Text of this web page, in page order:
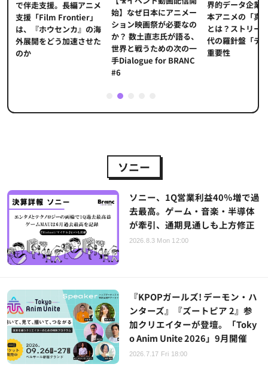
で伴走支援。長編アニメ
支援「Film Frontier」
は、『ホウセンカ』の海
外展開をどう加速させた
のか
始】なぜ日本にアニメー
ション映画祭が必要なの
か？ 数土直志氏が語る、
世界と戦うための次の一
手Dialogue for BRANC
#6
界的データ企業
本アニメの「真
とは？ストリー
代の羅針盤「デ
重要性
2
ソニー
ソニー、1Q営業利益40％増で過
去最高。ゲーム・音楽・半導体
が牽引、通期見通しも上方修正
2026.8.3 Mon 12:00
『KPOPガールズ! デーモン・ハ
ンターズ』『ズートピア 2』参
加クリエイターが登壇。「Toky
o Anim Unite 2026」9月開催
2026.7.17 Fri 18:00